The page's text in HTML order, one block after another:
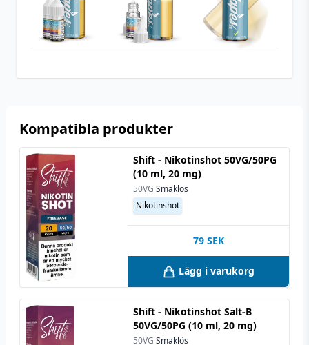
Tillverkningsland USA
Typ
Shortfill
10 ml (1 st)
Kompatibla produkter
Shift - Nikotinshot 50VG/50PG
(10 ml, 20 mg)
50VG Smaklös
Nikotinshot
79 SEK
Lägg i varukorg
Shift - Nikotinshot Salt-B
50VG/50PG (10 ml, 20 mg)
50VG Smaklös